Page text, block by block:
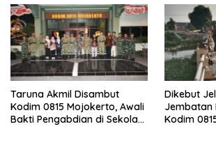
Taruna Akmil Disambut
Kodim 0815 Mojokerto, Awali
Bakti Pengabdian di Sekolah
Dikebut
Jembatan
Kodim